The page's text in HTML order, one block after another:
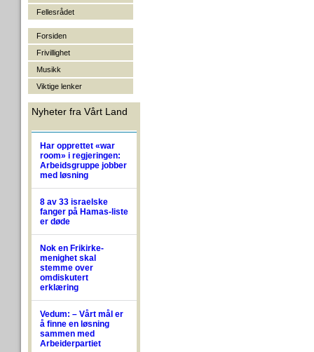
Fellesrådet
Forsiden
Frivillighet
Musikk
Viktige lenker
Nyheter fra Vårt Land
Har opprettet «war
room» i regjeringen:
Arbeidsgruppe jobber
med løsning
8 av 33 israelske
fanger på Hamas-liste
er døde
Nok en Frikirke-
menighet skal
stemme over
omdiskutert
erklæring
Vedum: – Vårt mål er
å finne en løsning
sammen med
Arbeiderpartiet